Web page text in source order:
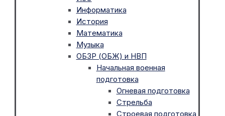
Информатика
История
Математика
Музыка
ОБЗР (ОБЖ) и НВП
Начальная военная
подготовка
Огневая подготовка
Стрельба
Строевая подготовка